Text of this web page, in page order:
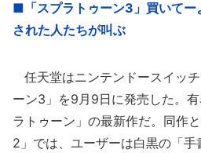
■「スプラトゥーン3」買いて
された人たちが叫ぶ
任天堂はニンテンドースイッ
ーン3」を9月9日に発売した。
ラトゥーン」の最新作だ。同作
2」では、ユーザーは白黒の「